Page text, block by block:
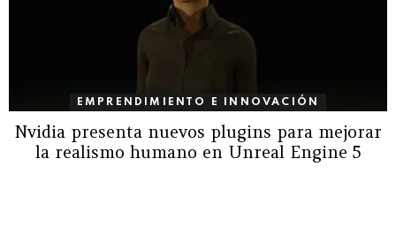
EMPRENDIMIENTO E INNOVACIÓN
Nvidia presenta nuevos plugins para mejorar
la realismo humano en Unreal Engine 5